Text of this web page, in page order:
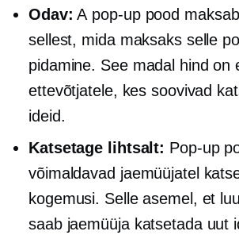
Odav: A pop-uppood
sellest, mida maksaks selle
pidamine. See madal hind on
ettevõtjatele, kes soovivad
ideid.
Katsetage lihtsalt: Pop-up
võimaldavad jaemüüjatel
kogemusi. Selle asemel, et
saab jaemüüja katsetada uut